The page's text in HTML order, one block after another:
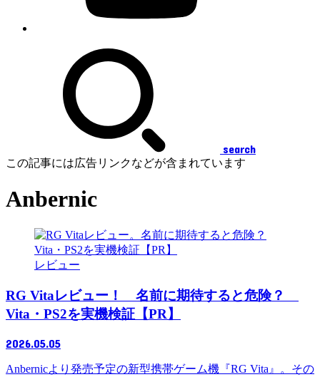
search
この記事には広告リンクなどが含まれています
Anbernic
レビュー
RG Vitaレビュー！ 名前に期待すると危険？
Vita・PS2を実機検証【PR】
2026.05.05
Anbernicより発売予定の新型携帯ゲーム機『RG Vita』。その